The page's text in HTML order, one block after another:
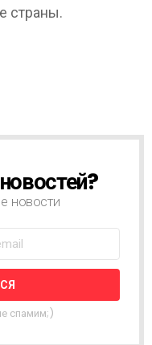
страны.
новости
спамим;)